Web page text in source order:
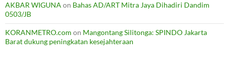
AKBAR WIGUNA on Bahas AD/ART Mitra Jaya Dihadiri Dandim
0503/JB
KORANMETRO.com on Mangontang Silitonga: SPINDO Jakarta
Barat dukung peningkatan kesejahteraan